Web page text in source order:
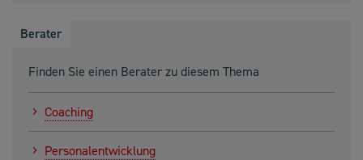
Berater
Finden Sie einen Berater zu diesem Thema
Coaching
Personalentwicklung